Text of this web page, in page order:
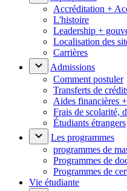
Accréditation +
L'histoire
Leadership +
Localisation des
Carrières
Admissions
Comment postuler
Transferts de
Aides financières
Frais de scolarité,
Étudiants étrangers
Les programmes
programmes de
Programmes de
Programmes de
Vie étudiante